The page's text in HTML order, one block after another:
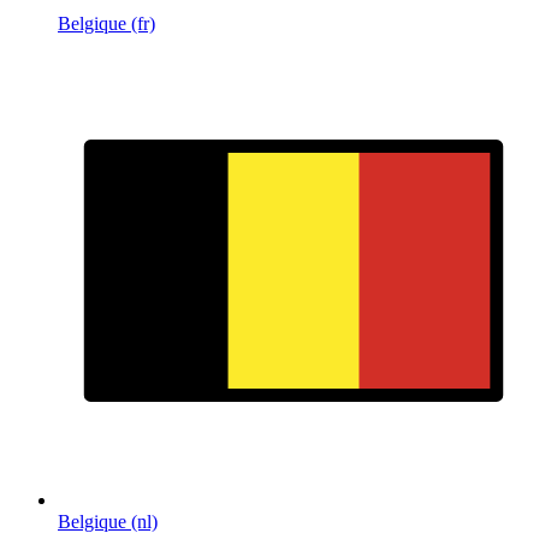
Belgique (fr)
Belgique (nl)